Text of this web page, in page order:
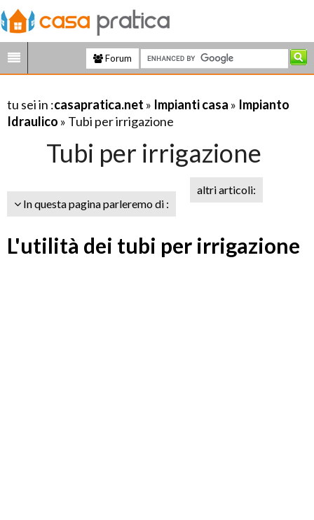
Forum
tu sei in :casapratica.net » Impianti casa » Impianto
Idraulico » Tubi per irrigazione
Tubi per irrigazione
In questa pagina parleremo di :
altri articoli:
L'utilità dei tubi per irrigazione